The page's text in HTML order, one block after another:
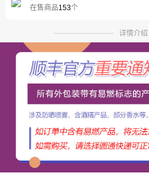
在售商品153个
详情介绍